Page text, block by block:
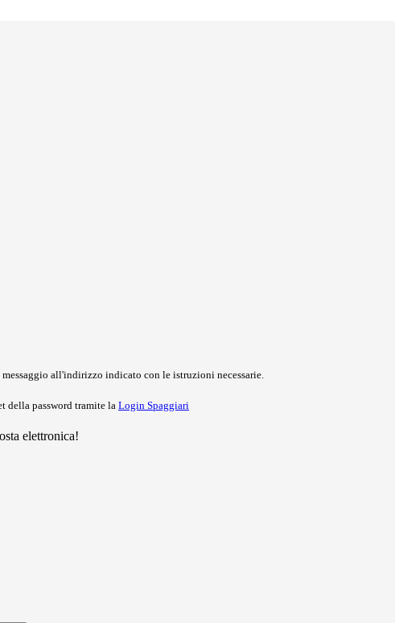
all'indirizzo indicato con le istruzioni necessarie.
della password tramite la Login Spaggiari
elettronica!